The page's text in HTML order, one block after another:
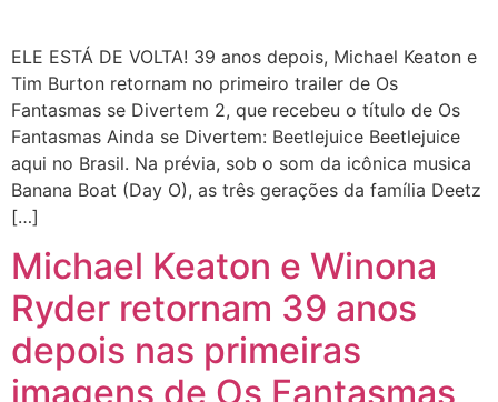
ELE ESTÁ DE VOLTA! 39 anos depois, Michael Keaton e
Tim Burton retornam no primeiro trailer de Os
Fantasmas se Divertem 2, que recebeu o título de Os
Fantasmas Ainda se Divertem: Beetlejuice Beetlejuice
aqui no Brasil. Na prévia, sob o som da icônica musica
Banana Boat (Day O), as três gerações da família Deetz
[…]
Michael Keaton e Winona
Ryder retornam 39 anos
depois nas primeiras
imagens de Os Fantasmas